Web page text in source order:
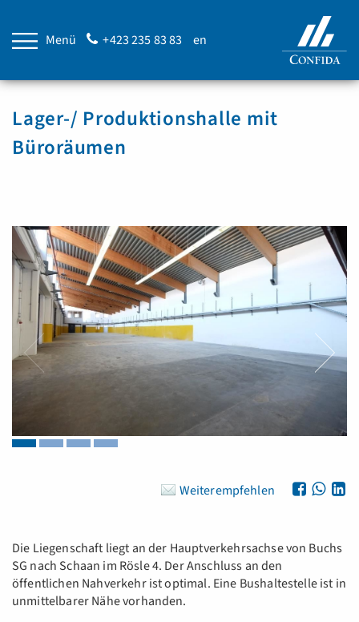
Menü +423 235 83 83 en
Lager-/ Produktionshalle mit
Büroräumen
Weiterempfehlen
Die Liegenschaft liegt an der Hauptverkehrsachse von Buchs
SG nach Schaan im Rösle 4. Der Anschluss an den
öffentlichen Nahverkehr ist optimal. Eine Bushaltestelle ist in
unmittelbarer Nähe vorhanden.